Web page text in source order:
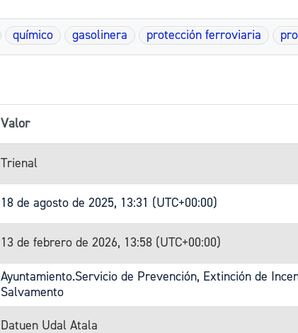
químico gasolinera protección ferroviaria
Valor
Trienal
18 de agosto de 2025, 13:31 (UTC+00:00)
13 de febrero de 2026, 13:58 (UTC+00:00)
Ayuntamiento.Servicio de Prevención, Extinción de
Salvamento
Datuen Udal Atala